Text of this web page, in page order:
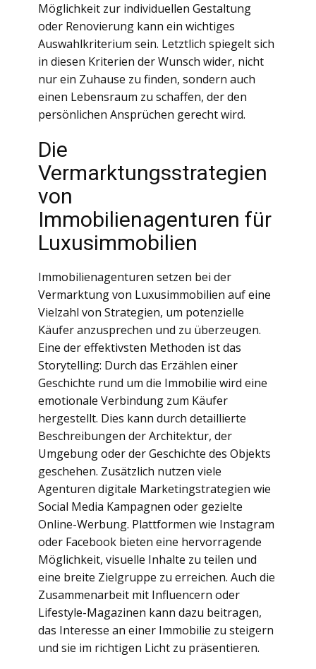
Möglichkeit zur individuellen Gestaltung
oder Renovierung kann ein wichtiges
Auswahlkriterium sein. Letztlich spiegelt sich
in diesen Kriterien der Wunsch wider, nicht
nur ein Zuhause zu finden, sondern auch
einen Lebensraum zu schaffen, der den
persönlichen Ansprüchen gerecht wird.
Die
Vermarktungsstrategien
von
Immobilienagenturen für
Luxusimmobilien
Immobilienagenturen setzen bei der
Vermarktung von Luxusimmobilien auf eine
Vielzahl von Strategien, um potenzielle
Käufer anzusprechen und zu überzeugen.
Eine der effektivsten Methoden ist das
Storytelling: Durch das Erzählen einer
Geschichte rund um die Immobilie wird eine
emotionale Verbindung zum Käufer
hergestellt. Dies kann durch detaillierte
Beschreibungen der Architektur, der
Umgebung oder der Geschichte des Objekts
geschehen. Zusätzlich nutzen viele
Agenturen digitale Marketingstrategien wie
Social Media Kampagnen oder gezielte
Online-Werbung. Plattformen wie Instagram
oder Facebook bieten eine hervorragende
Möglichkeit, visuelle Inhalte zu teilen und
eine breite Zielgruppe zu erreichen. Auch die
Zusammenarbeit mit Influencern oder
Lifestyle-Magazinen kann dazu beitragen,
das Interesse an einer Immobilie zu steigern
und sie im richtigen Licht zu präsentieren.